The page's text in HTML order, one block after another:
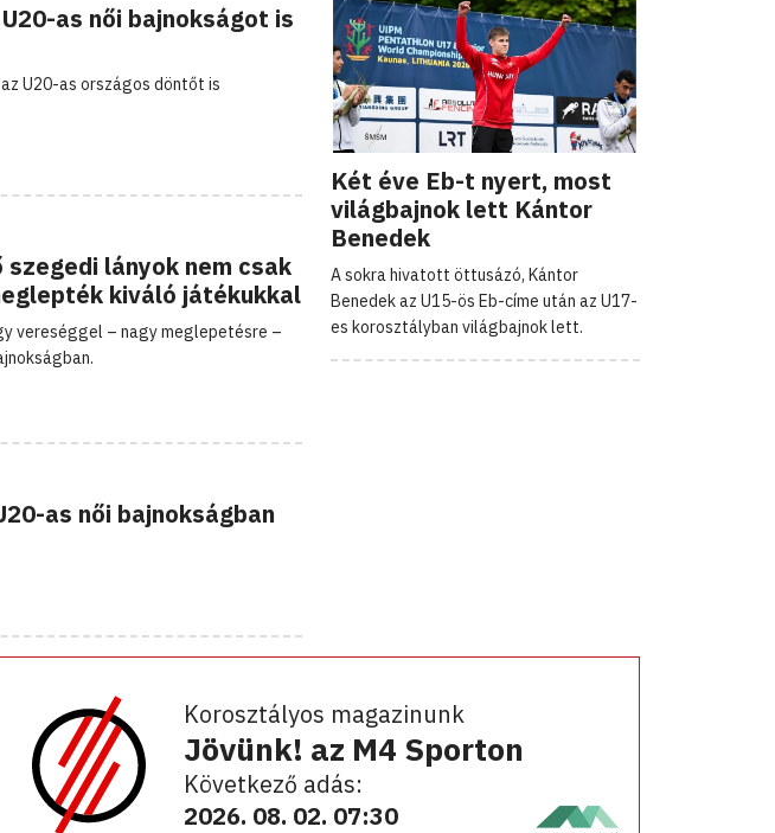
as női bajnokságot is
U20-as országos döntőt is
lányok nem csak
kiváló játékukkal
vereséggel – nagy meglepetésre –
as női bajnokságban
Két éve Eb-t nyert, most
világbajnok lett Kántor
Benedek
A sokra hivatott öttusázó, Kántor
Benedek az U15-ös Eb-címe után az U17-
es korosztályban világbajnok lett.
Korosztályos magazinunk
Jövünk! az M4 Sporton
Következő adás:
2026. 08. 02. 07:30